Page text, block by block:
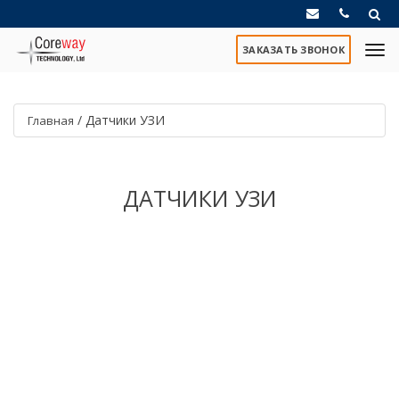
ЗАКАЗАТЬ ЗВОНОК
Главная / Датчики УЗИ
ДАТЧИКИ УЗИ